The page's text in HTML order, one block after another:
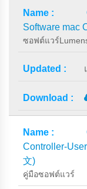
Software mac
ซอฟต์แวร์
Controller-
文)
คู่มือซอฟต์แวร์